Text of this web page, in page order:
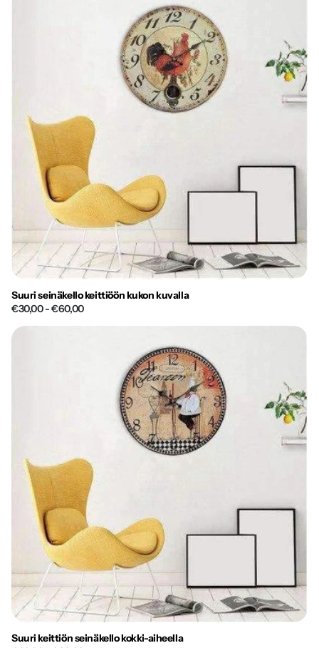
Suuri seinäkello keittiöön kukon kuvalla
€30,00- €60,00
Suuri keittiön seinäkello kokki-aiheella